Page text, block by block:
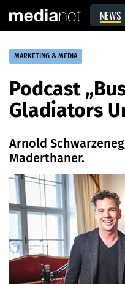
NEWS
MARKETING & MEDIA
Podcast
Gladiators
Arnold
Maderthaner.